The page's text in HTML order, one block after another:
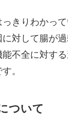
きりわかっ
対して腸が
不全に対す
。
ついて